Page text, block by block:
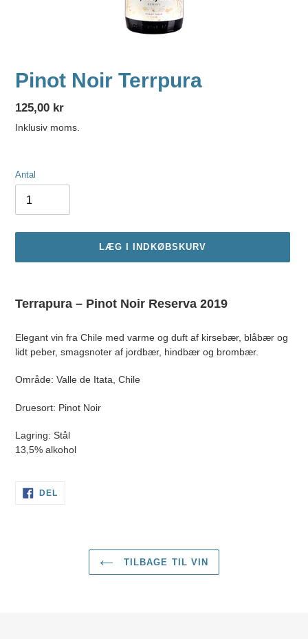
Pinot Noir Terrpura
Normalpris
125,00 kr
Inklusiv moms.
Antal
LÆG I INDKØBSKURV
produkt
indkøbskurv
Terrapura – Pinot Noir Reserva 2019
Elegant vin fra Chile med varme og duft af kirsebær, blåbær og
lidt peber, smagsnoter af jordbær, hindbær og brombær.
Område: Valle de Itata, Chile
Druesort: Pinot Noir
Lagring: Stål
13,5% alkohol
DEL
TILBAGE TIL VIN